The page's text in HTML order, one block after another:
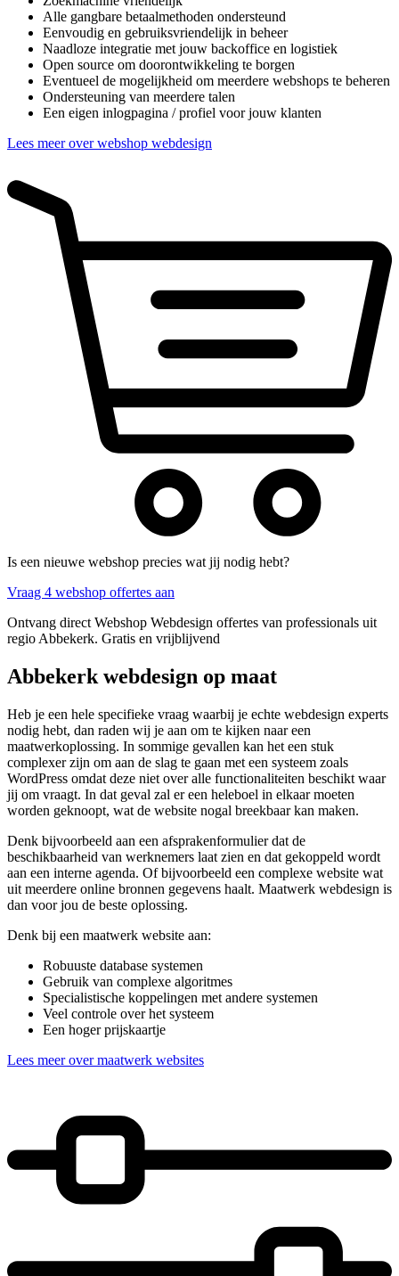
Alle gangbare betaalmethoden ondersteund
Eenvoudig en gebruiksvriendelijk in beheer
Naadloze integratie met jouw backoffice en logistiek
Open source om doorontwikkeling te borgen
Eventueel de mogelijkheid om meerdere webshops te beheren
Ondersteuning van meerdere talen
Een eigen inlogpagina / profiel voor jouw klanten
Lees meer over webshop webdesign
Is een nieuwe webshop precies wat jij nodig hebt?
Vraag 4 webshop offertes aan
Ontvang direct Webshop Webdesign offertes van professionals uit
regio Abbekerk. Gratis en vrijblijvend
Abbekerk webdesign op maat
Heb je een hele specifieke vraag waarbij je echte webdesign experts
nodig hebt, dan raden wij je aan om te kijken naar een
maatwerkoplossing. In sommige gevallen kan het een stuk
complexer zijn om aan de slag te gaan met een systeem zoals
WordPress omdat deze niet over alle functionaliteiten beschikt waar
jij om vraagt. In dat geval zal er een heleboel in elkaar moeten
worden geknoopt, wat de website nogal breekbaar kan maken.
Denk bijvoorbeeld aan een afsprakenformulier dat de
beschikbaarheid van werknemers laat zien en dat gekoppeld wordt
aan een interne agenda. Of bijvoorbeeld een complexe website wat
uit meerdere online bronnen gegevens haalt. Maatwerk webdesign is
dan voor jou de beste oplossing.
Denk bij een maatwerk website aan:
Robuuste database systemen
Gebruik van complexe algoritmes
Specialistische koppelingen met andere systemen
Veel controle over het systeem
Een hoger prijskaartje
Lees meer over maatwerk websites